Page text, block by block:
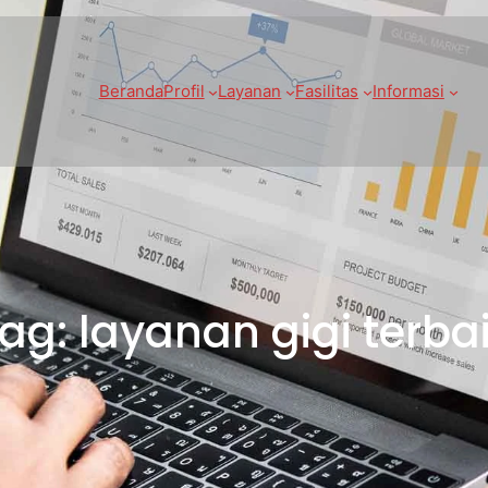
BerandaProfil Layanan Fasilitas Informasi
layanan gigi